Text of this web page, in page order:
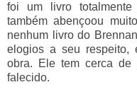
foi um livro
também abençoou
nenhum livro do
elogios a seu respeito,
obra. Ele tem cerca de
falecido.